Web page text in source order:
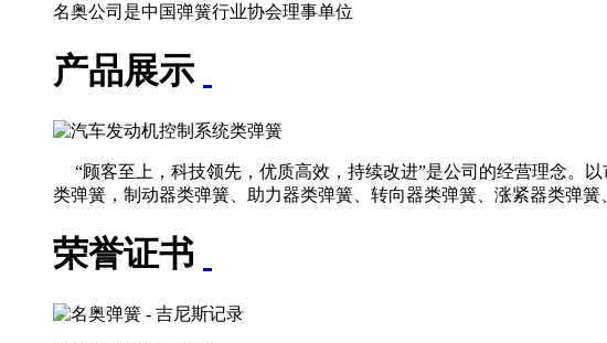
名奥公司是中国弹簧行业协会理事单位
产品展示
“顾客至上，科技领先，优质高效，持续改进”是公司的经营理念。
类弹簧，制动器类弹簧、助力器类弹簧、转向器类弹簧、涨紧器类弹
荣誉证书